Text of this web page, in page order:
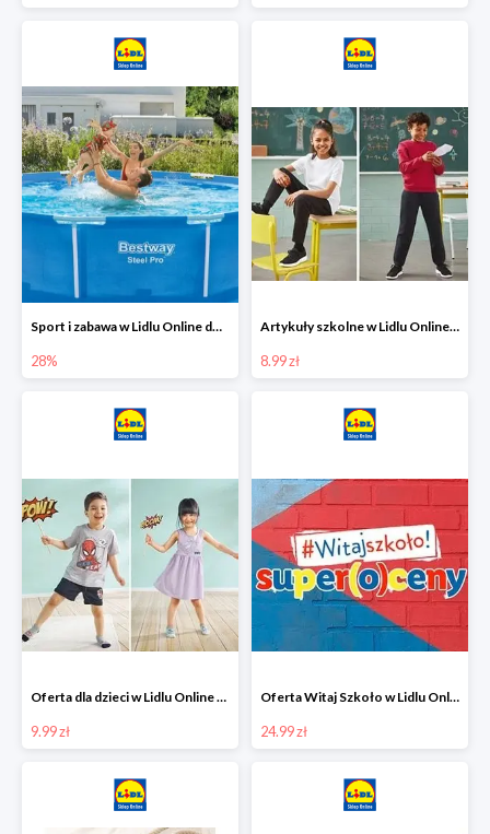
Sport i zabawa w Lidlu Online do -28%
28%
Artykuły szkolne w Lidlu Online od 8,99 zł
8.99 zł
Oferta dla dzieci w Lidlu Online od 9,99 zł
9.99 zł
Oferta Witaj Szkoło w Lidlu Online od 24,99 zł
24.99 zł